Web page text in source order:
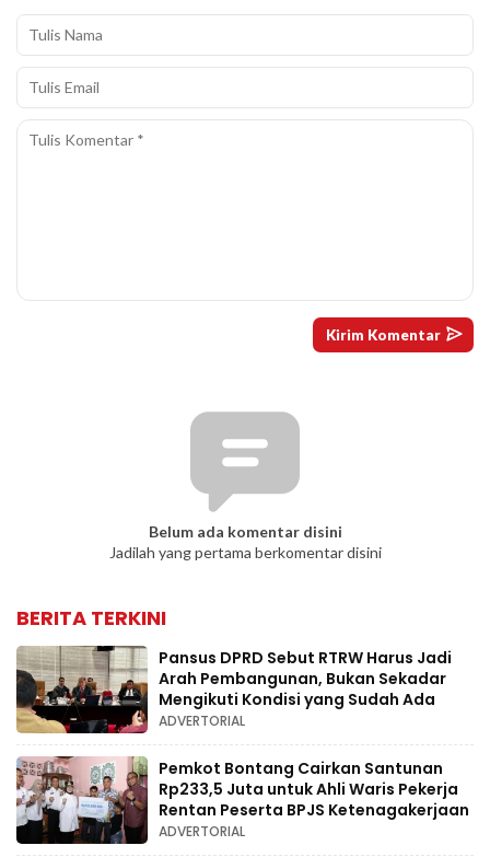
Belum ada komentar disini
Jadilah yang pertama berkomentar disini
BERITA TERKINI
Pansus DPRD Sebut RTRW Harus Jadi
Arah Pembangunan, Bukan Sekadar
Mengikuti Kondisi yang Sudah Ada
ADVERTORIAL
Pemkot Bontang Cairkan Santunan
Rp233,5 Juta untuk Ahli Waris Pekerja
Rentan Peserta BPJS Ketenagakerjaan
ADVERTORIAL